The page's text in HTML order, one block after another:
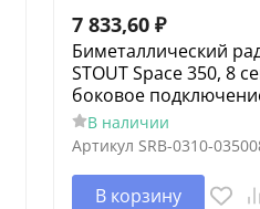
7 833,60 ₽
Биметаллический
STOUT Space 350, 8
боковое
В наличии
Артикул SRB-0310-
В корзину